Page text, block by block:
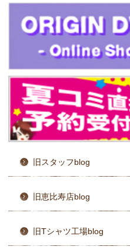
旧スタッフblog
旧恵比寿店blog
旧Tシャツ工場blog